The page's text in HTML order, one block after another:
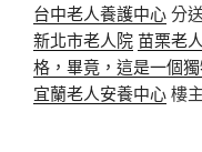
台中老人養護中心分
新北市老人院 苗栗老
格，畢竟，這是一個
宜蘭老人安養中心樓主